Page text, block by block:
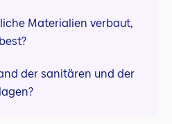
Materialien verbaut,
der sanitären und der